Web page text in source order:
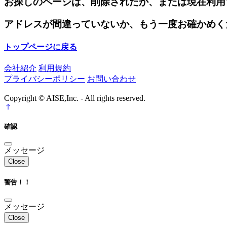
アドレスが間違っていないか、もう一度お確かめ
トップページに戻る
会社紹介 利用規約
プライバシーポリシー お問い合わせ
Copyright © AISE,Inc. - All rights reserved.
確認
メッセージ
Close
警告！！
メッセージ
Close